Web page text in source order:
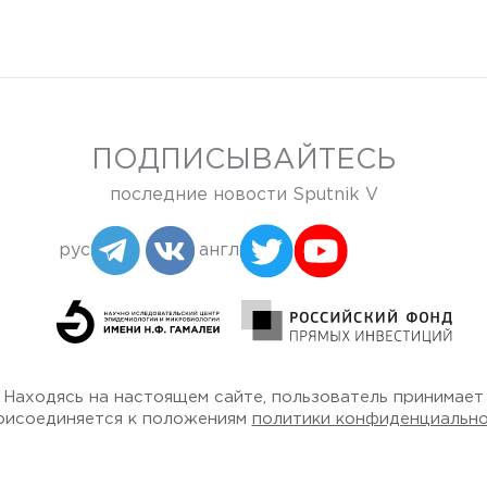
ПОДПИСЫВАЙТЕСЬ
последние новости Sputnik V
рус англ
Находясь на настоящем сайте, пользователь принимает
к положениям политики